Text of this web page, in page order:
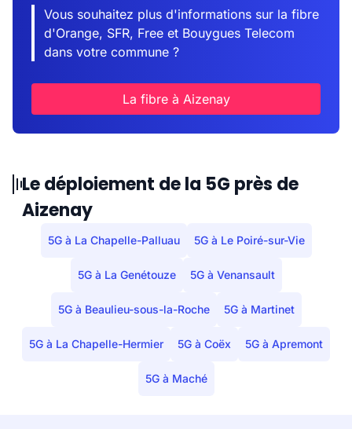
Vous souhaitez plus d'informations sur la fibre
d'Orange, SFR, Free et Bouygues Telecom
dans votre commune ?
La fibre à Aizenay
Le déploiement de la 5G près de
Aizenay
5G à La Chapelle-Palluau 5G à Le Poiré-sur-Vie
5G à La Genétouze 5G à Venansault
5G à Beaulieu-sous-la-Roche 5G à Martinet
5G à La Chapelle-Hermier 5G à Coëx 5G à Apremont
5G à Maché